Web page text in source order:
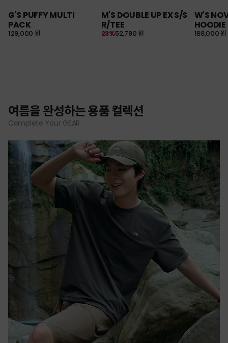
G'S PUFFY MULTI
PACK
129,000 원
M'S DOUBLE UP EX S/S
R/TEE
52,790 원
23%
W'S
HOODIE
188,000 원
여름을 완성하는 용품 컬렉션
Complete Your GEAR